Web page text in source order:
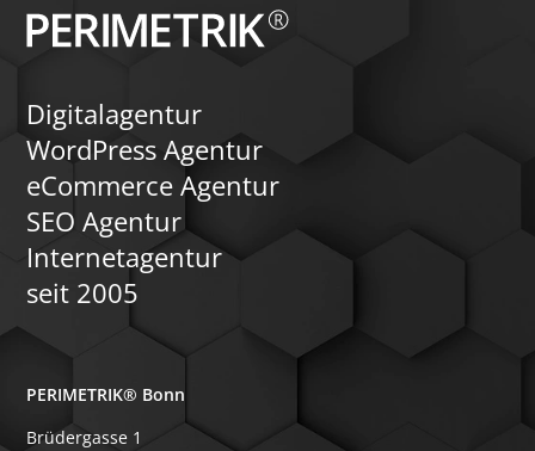
Digitalagentur
WordPress Agentur
eCommerce Agentur
SEO Agentur
Internetagentur
seit 2005
PERIMETRIK® Bonn
Brüdergasse 1